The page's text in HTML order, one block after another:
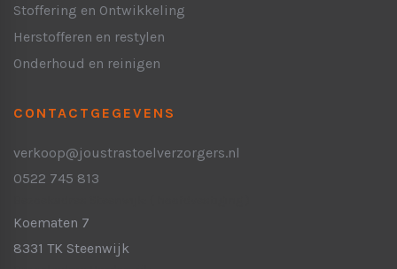
Stoffering en Ontwikkeling
Herstofferen en restylen
Onderhoud en reinigen
CONTACTGEGEVENS
verkoop@joustrastoelverzorgers.nl
0522 745 813
Koematen 7
8331 TK Steenwijk